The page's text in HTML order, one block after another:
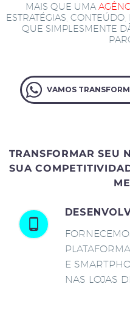
MAIS QUE UMA
ESTRATÉGIAS,
QUE SIMPLESMENTE
VAMOS
TRANSFORMAR SEU
SUA
E
NAS LOJAS